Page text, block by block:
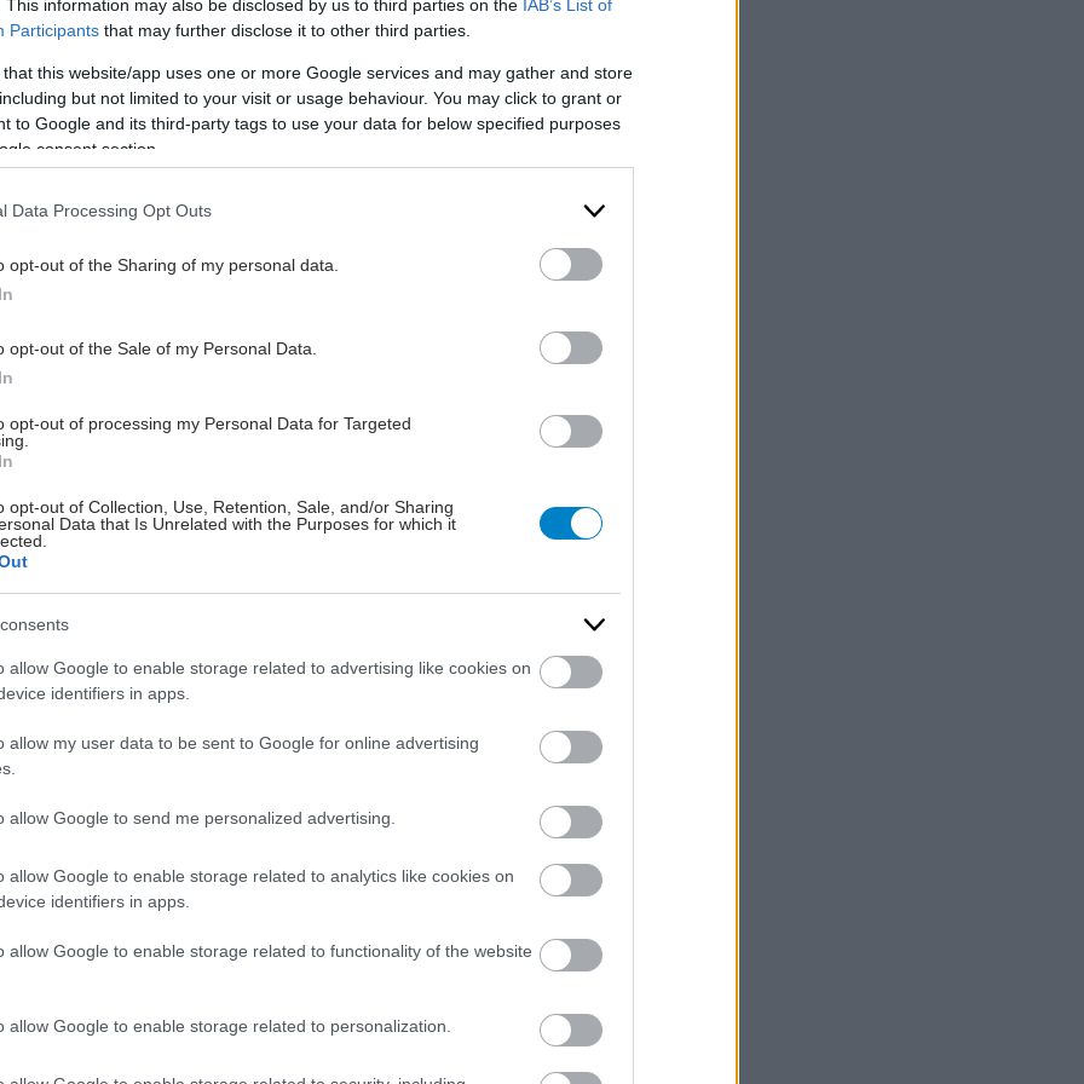
This information may also be disclosed by us to third parties on the IAB’s List of
Participants that may further disclose it to other third parties.
that this website/app uses one or more Google services and may gather and store
but not limited to your visit or usage behaviour. You may click to grant or
to Google and its third-party tags to use your data for below specified purposes
consent section.
Data Processing Opt Outs
opt-out of the Sharing of my personal data.
opt-out of the Sale of my Personal Data.
opt-out of processing my Personal Data for Targeted
opt-out of Collection, Use, Retention, Sale, and/or Sharing
Data that Is Unrelated with the Purposes for which it
allow Google to enable storage related to advertising like cookies on
identifiers in apps.
allow my user data to be sent to Google for online advertising
allow Google to send me personalized advertising.
allow Google to enable storage related to analytics like cookies on
identifiers in apps.
allow Google to enable storage related to functionality of the website
allow Google to enable storage related to personalization.
Δότης μυελού των οστών
Γερμανία
"Νιώθω ευλογημένος", λέει στο
συλλογή. Η συγκίνηση και η ελπίδα
ασθενή.
Πέμπτη, 09 Μαρτίου 2023, 13:35
για να γίνεις εθελοντής δότης
in Greece - Ελληνική Εταιρεία
ενημέρωσης και εγγραφής νέων
οστών.
Πέμπτη, 16 Φεβρουαρίου 2023, 08:00
οστών - Μαρτυρία: "Υπάρχω
Το δώρο γενεθλίων που πήρε από το
παιδί του ο Γιώργος Βασιλειάδης και ο
μηνύματος μέσα από τον Σύλλογο
Σάββατο, 14 Ιανουαρίου 2023, 08:00